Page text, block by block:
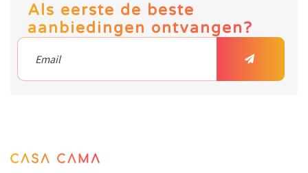
Als eerste de beste
aanbiedingen ontvangen?